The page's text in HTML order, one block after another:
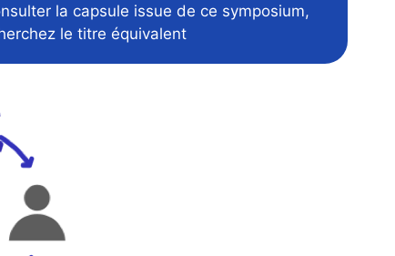
la capsule issue de ce symposium,
le titre équivalent